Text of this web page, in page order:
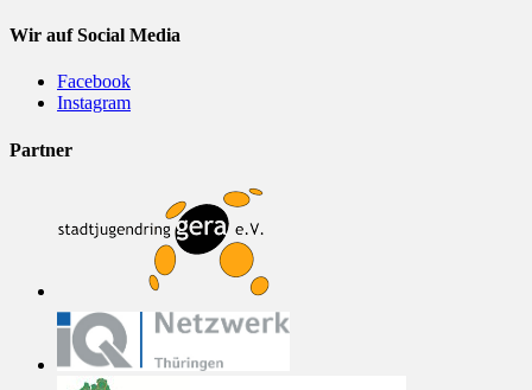
Wir auf Social Media
Facebook
Instagram
Partner